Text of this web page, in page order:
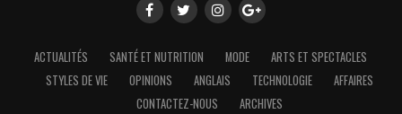
ACTUALITÉS SANTÉ ET NUTRITION MODE
ARTS ET SPECTACLES
STYLES DE VIE
OPINIONS ANGLAIS TECHNOLOGIE
AFFAIRES
CONTACTEZ-NOUS
ARCHIVES